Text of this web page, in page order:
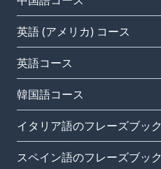
英語 (アメリカ) コース
英語コース
韓国語コース
イタリア語のフレーズブック
スペイン語のフレーズブック